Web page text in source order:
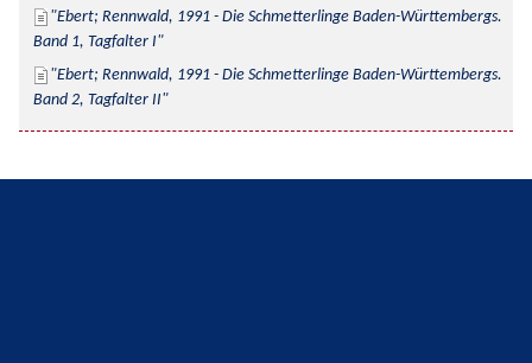
Ebert; Rennwald, 1991 - Die Schmetterlinge Baden-Württembergs.
Band 1, Tagfalter I
Ebert; Rennwald, 1991 - Die Schmetterlinge Baden-Württembergs.
Band 2, Tagfalter II